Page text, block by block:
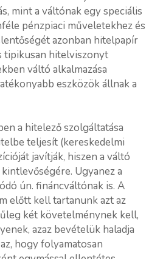
mint a váltónak egy speciális
pénzpiaci műveletekhez és
azonban hitelpapír
tipikusan hitelviszonyt
váltó alkalmazása
eszközök állnak a
a hitelező szolgáltatása
teljesít (kereskedelmi
javítják, hiszen a váltó
Ugyanez a
ún. fináncváltónak is. A
előtt kell tartanunk azt az
két követelménynek kell,
azaz bevételük haladja
hogy folyamatosan